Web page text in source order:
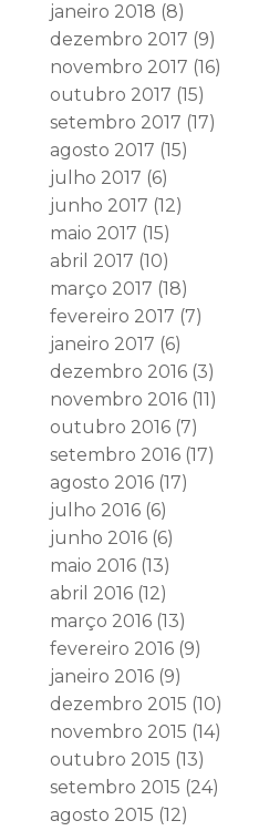
janeiro 2018 (8)
dezembro 2017 (9)
novembro 2017 (16)
outubro 2017 (15)
setembro 2017 (17)
agosto 2017 (15)
julho 2017 (6)
junho 2017 (12)
maio 2017 (15)
abril 2017 (10)
março 2017 (18)
fevereiro 2017 (7)
janeiro 2017 (6)
dezembro 2016(3)
novembro 2016(11)
outubro 2016(7)
setembro 2016(17)
agosto 2016(17)
julho 2016(6)
junho 2016(6)
maio 2016(13)
abril 2016(12)
março 2016(13)
fevereiro 2016(9)
janeiro 2016(9)
dezembro 2015 (10)
novembro 2015 (14)
outubro 2015 (13)
setembro 2015 (24)
agosto 2015 (12)